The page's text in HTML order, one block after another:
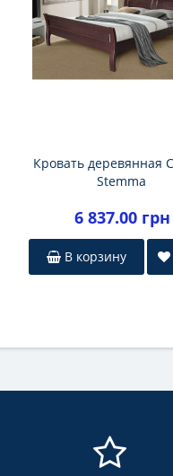
Кровать деревянная
Stemma
6 837.00 грн
В корзину